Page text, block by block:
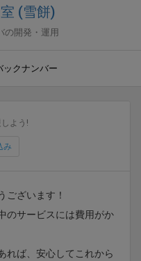
(雪餅)
の開発・運用
ックナンバー
よう!
み
ございます！
のサービスには費用がか
れば、安心してこれから